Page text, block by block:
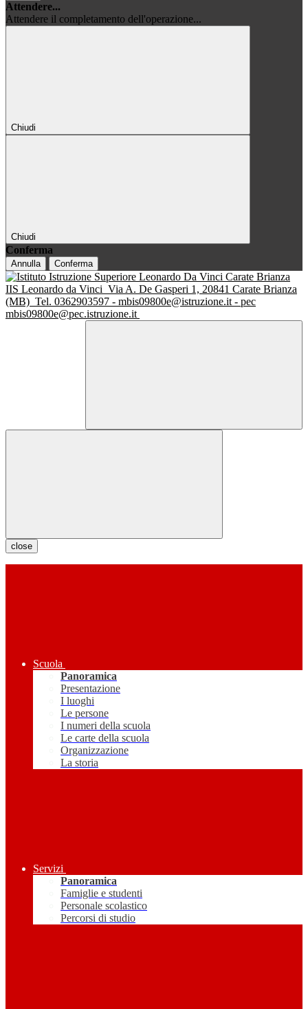
Attendere...
Attendere il completamento dell'operazione...
Chiudi
Chiudi
Conferma
Annulla Conferma
IIS Leonardo da Vinci Via A. De Gasperi 1, 20841 Carate Brianza
(MB) Tel. 0362903597 - mbis09800e@istruzione.it - pec
mbis09800e@pec.istruzione.it
close
Scuola
Panoramica
Presentazione
I luoghi
Le persone
I numeri della scuola
Le carte della scuola
Organizzazione
La storia
Servizi
Panoramica
Famiglie e studenti
Personale scolastico
Percorsi di studio